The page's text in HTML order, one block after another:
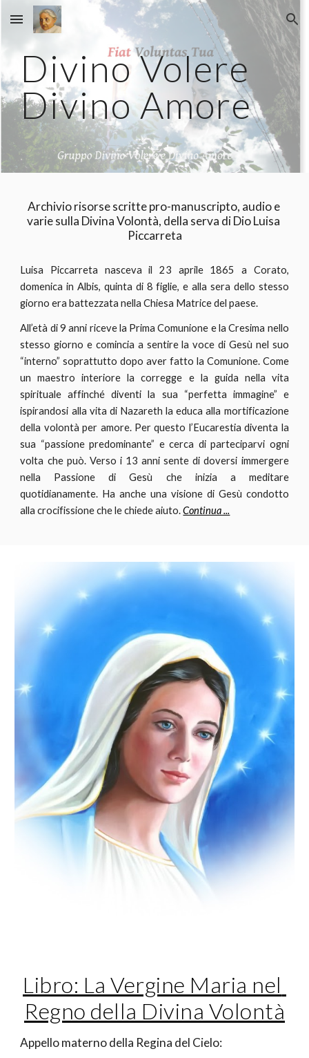
Skip to main content Skip to navigation
Divino Volere
Divino Amore
Archivio risorse scritte pro-manuscripto, audio e
varie sulla Divina Volontà, della serva di Dio Luisa
Piccarreta
Luisa Piccarreta nasceva il 23 aprile 1865 a Corato,
domenica in Albis, quinta di 8 figlie, e alla sera dello stesso
giorno era battezzata nella Chiesa Matrice del paese.
All’età di 9 anni riceve la Prima Comunione e la Cresima nello
stesso giorno e comincia a sentire la voce di Gesù nel suo
“interno” soprattutto dopo aver fatto la Comunione. Come
un maestro interiore la corregge e la guida nella vita
spirituale affinché diventi la sua “perfetta immagine” e
ispirandosi alla vita di Nazareth la educa alla mortificazione
della volontà per amore. Per questo l’Eucarestia diventa la
sua “passione predominante” e cerca di parteciparvi ogni
volta che può. Verso i 13 anni sente di doversi immergere
nella Passione di Gesù che inizia a meditare
quotidianamente. Ha anche una visione di Gesù condotto
alla crocifissione che le chiede aiuto.Continua ...
Libro: La Vergine Maria nel
Regno della Divina Volontà
Appello materno della Regina del Cielo: